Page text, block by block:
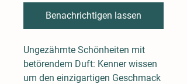
Benachrichtigen lassen
Ungezähmte Schönheiten mit
betörendem Duft: Kenner wissen
um den einzigartigen Geschmack